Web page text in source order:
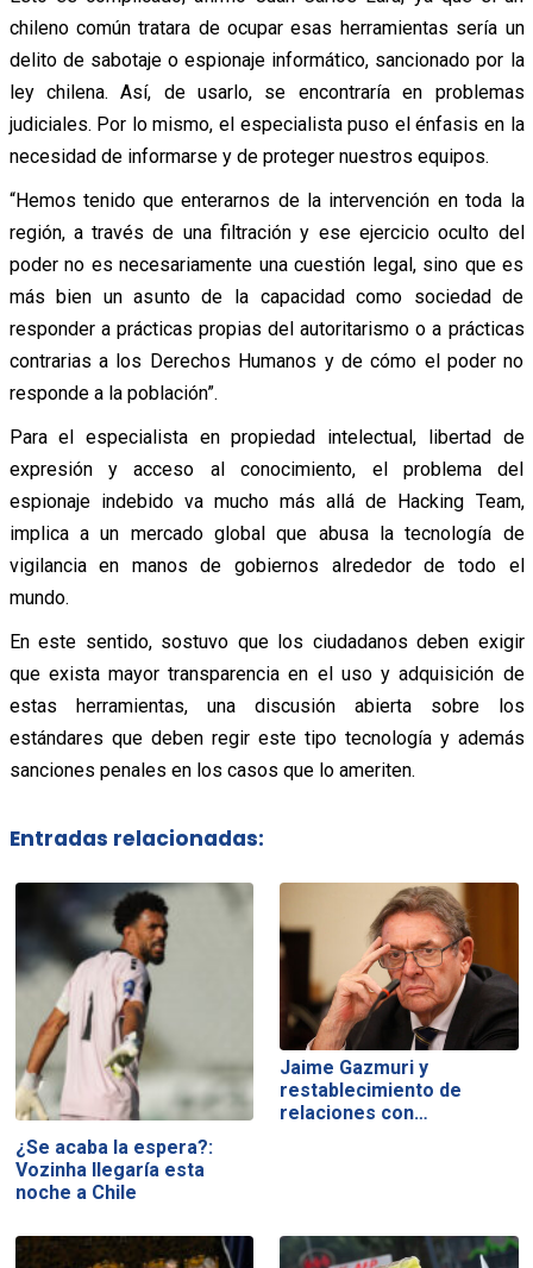
chileno común tratara de ocupar esas herramientas sería un
delito de sabotaje o espionaje informático, sancionado por la
ley chilena. Así, de usarlo, se encontraría en problemas
judiciales. Por lo mismo, el especialista puso el énfasis en la
necesidad de informarse y de proteger nuestros equipos.
“Hemos tenido que enterarnos de la intervención en toda la
región, a través de una filtración y ese ejercicio oculto del
poder no es necesariamente una cuestión legal, sino que es
más bien un asunto de la capacidad como sociedad de
responder a prácticas propias del autoritarismo o a prácticas
contrarias a los Derechos Humanos y de cómo el poder no
responde a la población”.
Para el especialista en propiedad intelectual, libertad de
expresión y acceso al conocimiento, el problema del
espionaje indebido va mucho más allá de Hacking Team,
implica a un mercado global que abusa la tecnología de
vigilancia en manos de gobiernos alrededor de todo el
mundo.
En este sentido, sostuvo que los ciudadanos deben exigir
que exista mayor transparencia en el uso y adquisición de
estas herramientas, una discusión abierta sobre los
estándares que deben regir este tipo tecnología y además
sanciones penales en los casos que lo ameriten.
Entradas relacionadas:
¿Se acaba la espera?:
Vozinha llegaría esta
noche a Chile
Jaime Gazmuri y
restablecimiento de
relaciones con…